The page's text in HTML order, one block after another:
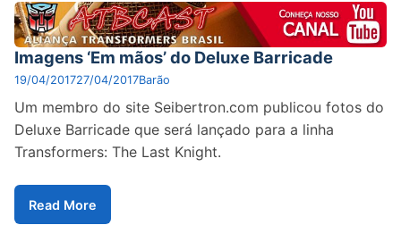
Imagens ‘Em mãos’ do Deluxe Barricade
19/04/201727/04/2017Barão
Um membro do site Seibertron.com publicou fotos do
Deluxe Barricade que será lançado para a linha
Transformers: The Last Knight.
Read More